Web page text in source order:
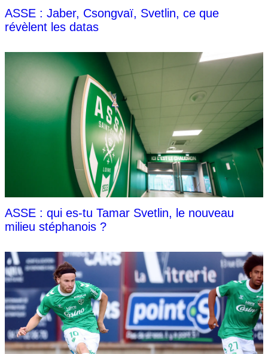
ASSE : Jaber, Csongvaï, Svetlin, ce que
révèlent les datas
ASSE : qui es-tu Tamar Svetlin, le nouveau
milieu stéphanois ?